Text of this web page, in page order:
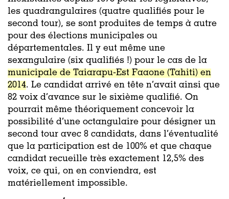
les quadrangulaires (quatre qualifiés pour le
second tour), se sont produites de temps à autre
pour des élections municipales ou
départementales. Il y eut même une
sexangulaire (six qualifiés !) pour le cas de la
municipale de Taiarapu-Est Faaone (Tahiti) en
2014. Le candidat arrivé en tête n’avait ainsi que
82 voix d’avance sur le sixième qualifié. On
pourrait même théoriquement concevoir la
possibilité d’une octangulaire pour désigner un
second tour avec 8 candidats, dans l’éventualité
que la participation est de 100% et que chaque
candidat recueille très exactement 12,5% des
voix, ce qui, on en conviendra, est
matériellement impossible.